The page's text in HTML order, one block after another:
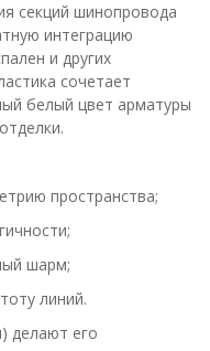
секций шинопровода
интеграцию
и других
сочетает
белый цвет арматуры
пространства;
шарм;
линий.
делают его